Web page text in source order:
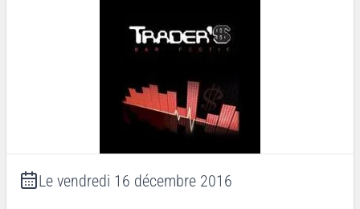
Le vendredi 16 décembre 2016